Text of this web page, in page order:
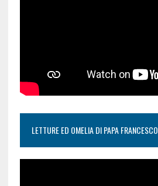
LETTURE ED OMELIA DI PAPA FRANCESCO